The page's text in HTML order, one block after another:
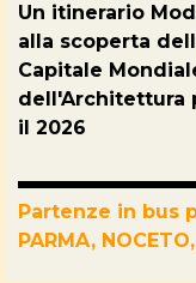
Un itinerario
alla scoperta
Capitale
dell'Architettura
il 2026
Partenze in bus
PARMA,